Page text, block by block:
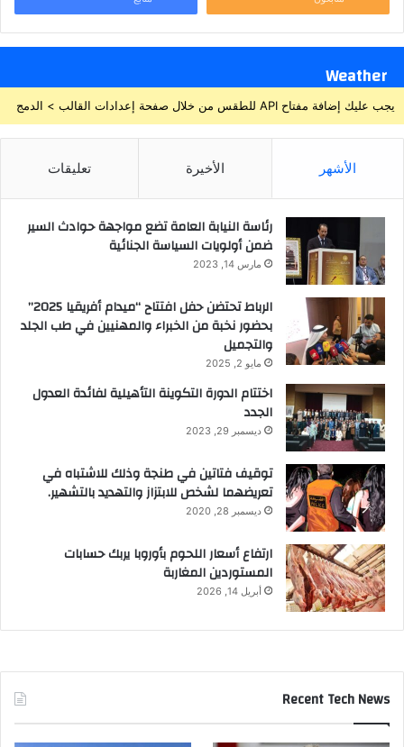
Weather
يجب عليك إضافة مفتاح API للطقس من خلال صفحة إعدادات القالب > الدمج
الأشهر الأخيرة تعليقات
رئاسة النيابة العامة تضع مواجهة حوادث السير
ضمن أولويات السياسة الجنائية
مارس 14, 2023
الرباط تحتضن حفل افتتاح “ميدام أفريقيا 2025”
بحضور نخبة من الخبراء والمهنيين في طب الجلد
والتجميل
مايو 2, 2025
اختتام الدورة التكوينة التأهيلية لفائدة العدول
الجدد
ديسمبر 29, 2023
توقيف فتاتين في طنجة وذلك للاشتباه في
تعريضهما لشخص للابتزاز والتهديد بالتشهير.
ديسمبر 28, 2020
ارتفاع أسعار اللحوم بأوروبا يربك حسابات
المستوردين المغاربة
أبريل 14, 2026
Recent Tech News